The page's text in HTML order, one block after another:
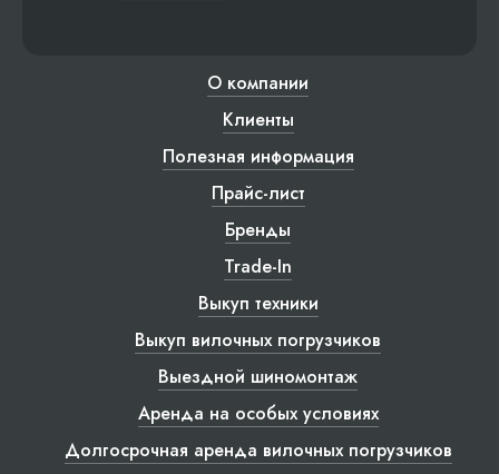
О компании
Клиенты
Полезная информация
Прайс-лист
Бренды
Trade-In
Выкуп техники
Выкуп вилочных погрузчиков
Выездной шиномонтаж
Аренда на особых условиях
Долгосрочная аренда вилочных погрузчиков